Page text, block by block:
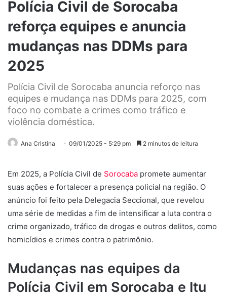
Polícia Civil de Sorocaba
reforça equipes e anuncia
mudanças nas DDMs para
2025
Polícia Civil de Sorocaba anuncia reforço nas
equipes e mudança nas DDMs para 2025, com
foco no combate a crimes como tráfico e
violência doméstica.
Ana Cristina 09/01/2025 - 5:29 pm 2 minutos de leitura
Em 2025, a Polícia Civil de Sorocaba promete aumentar
suas ações e fortalecer a presença policial na região. O
anúncio foi feito pela Delegacia Seccional, que revelou
uma série de medidas a fim de intensificar a luta contra o
crime organizado, tráfico de drogas e outros delitos, como
homicídios e crimes contra o patrimônio.
Mudanças nas equipes da
Polícia Civil em Sorocaba e Itu